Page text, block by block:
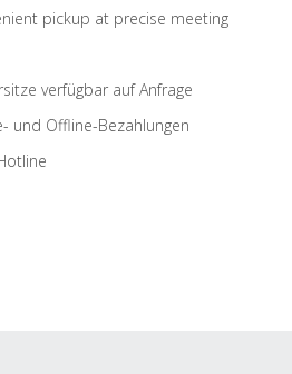
pickup at precise meeting
verfügbar auf Anfrage
und Offline-Bezahlungen